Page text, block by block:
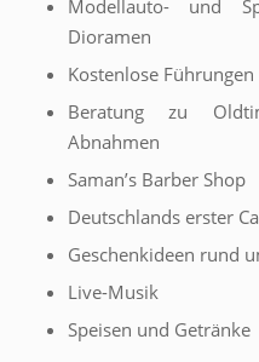
Modellauto- und
Dioramen
Kostenlose
Beratung zu
Abnahmen
Saman’s Barber Shop
Deutschlands erster
Geschenkideen rund
Live-Musik
Speisen und Getränke